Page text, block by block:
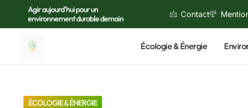
Agir aujourd'hui pour un
environnement durable demain
Contact
Écologie & Énergie
ÉCOLOGIE & ÉNERGIE